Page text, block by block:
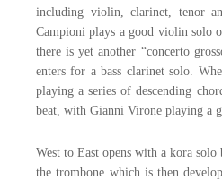
including violin, clarinet, tenor
Campioni plays a good violin solo
there is yet another “concerto
enters for a bass clarinet solo.
playing a series of descending
beat, with Gianni Virone playing a
West to East opens with a kora
the trombone which is then